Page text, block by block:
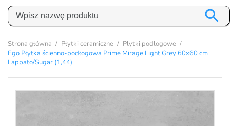

Strona główna Płytki ceramiczne
Płytki podłogowe
Ego Płytka ścienno-podłogowa Prime Mirage Light Grey 60x60 cm
Lappato/Sugar (1,44)